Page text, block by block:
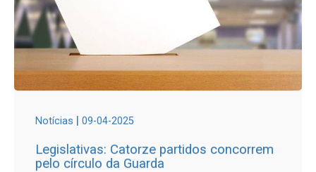
Notícias | 09-04-2025
Legislativas: Catorze partidos concorrem
pelo círculo da Guarda